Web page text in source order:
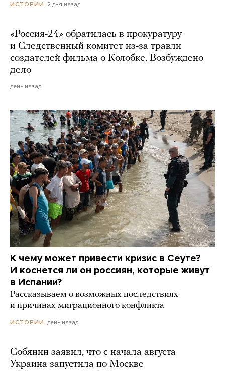
ИСТОРИИ 2 дня назад
«Россия-24» обратилась в прокуратуру
и Следственный комитет из-за травли
создателей фильма о Колобке. Возбуждено
дело
день назад
К чему может привести кризис в Сеуте?
И коснется ли он россиян, которые живут
в Испании?
Рассказываем о возможных последствиях
и причинах миграционного конфликта
ИСТОРИИ день назад
Собянин заявил, что с начала августа
Украина запустила по Москве